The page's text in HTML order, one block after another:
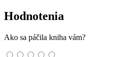
Hodnotenia
Ako sa páčila kniha vám?